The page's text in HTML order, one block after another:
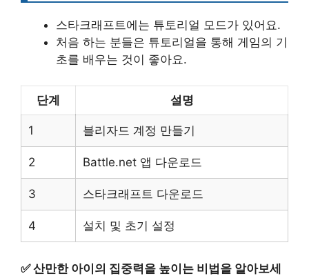
스타크래프트에는 튜토리얼 모드가 있어요.
처음 하는 분들은 튜토리얼을 통해 게임의 기
초를 배우는 것이 좋아요.
단계 설명
1 블리자드 계정 만들기
2 Battle.net 앱 다운로드
3 스타크래프트 다운로드
4 설치 및 초기 설정
✅산만한 아이의 집중력을 높이는 비법을 알아보세